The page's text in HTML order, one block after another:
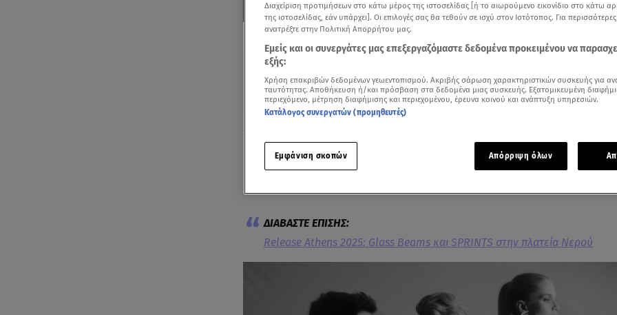
Δείτε περισσότερα άρθρα μας στην αναζήτηση σας
Πρόσθηκη star.gr στις επιλογές σας
Add star.gr on Google
To Release Athens 2025 υποδέχεται τους London Grammar, την Παρασκευή
στην Πλατεία Νερού. To βρετανικό τρίο, ίσως το κορυφαίο και πιο
dream pop σχήμα της γενιάς του, επιστρέφει στην Αθήνα έχοντας στις
τον πιο περιπετειώδη δίσκο της, μέχρι τώρα, καριέρας του.
Release Athens 2025: Glass Beams και SPRINTS στην πλατεία Νερού
Διαχείριση προτιμήσεων στο κάτω μέρος της ιστοσελίδας [ή το αιωρούμενο εικονίδιο στο κάτω
της ιστοσελίδας, εάν υπάρχει]. Οι επιλογές σας θα τεθούν σε ισχύ στον Ιστότοπος. Για
ανατρέξτε στην Πολιτική Απορρήτου μας.
Εμείς και οι συνεργάτες μας επεξεργαζόμαστε δεδομένα προκειμένου να
εξής:
Χρήση επακριβών δεδομένων γεωεντοπισμού. Ακριβής σάρωση χαρακτηριστικών συσκευής για
ταυτότητας. Αποθήκευση ή/και πρόσβαση στα δεδομένα μιας συσκευής. Εξατομικευμένη
περιεχόμενο, μέτρηση διαφήμισης και περιεχομένου, έρευνα κοινού και ανάπτυξη υπηρεσιών.
Κατάλογος συνεργατών (προμηθευτές)
Εμφάνιση σκοπών Απόρριψη όλων